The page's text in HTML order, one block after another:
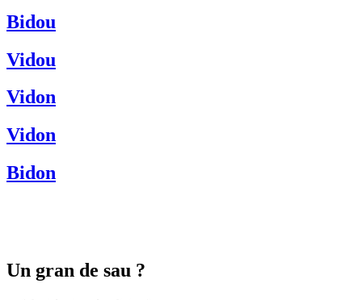
Bidou
Vidou
Vidon
Vidon
Bidon
Un gran de sau ?